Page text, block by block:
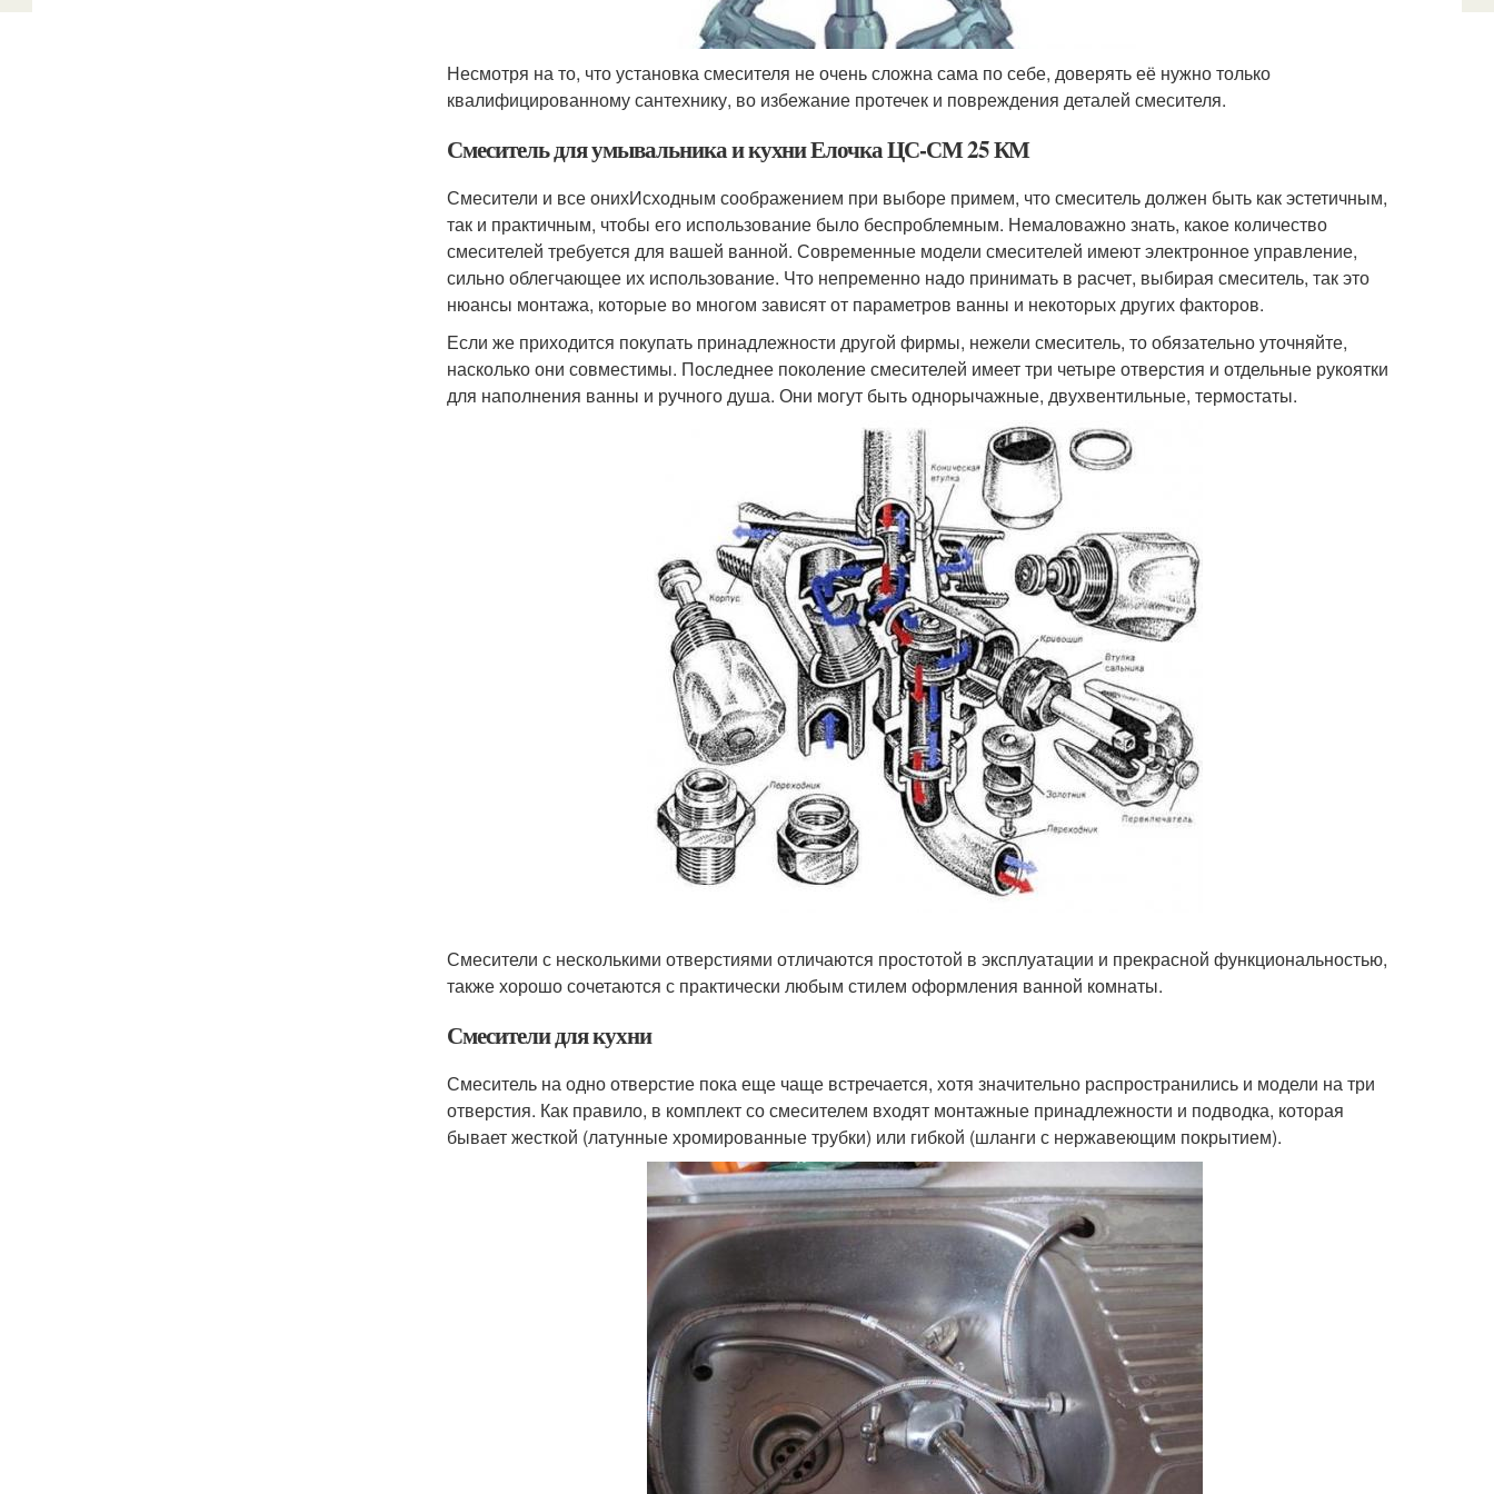
Несмотря на то, что установка смесителя не очень сложна сама по себе, доверять её нужно только
квалифицированному сантехнику, во избежание протечек и повреждения деталей смесителя.
Смеситель для умывальника и кухни Елочка ЦС-СМ 25 КМ
Смесители и все онихИсходным соображением при выборе примем, что смеситель должен быть как эстетичным,
так и практичным, чтобы его использование было беспроблемным. Немаловажно знать, какое количество
смесителей требуется для вашей ванной. Современные модели смесителей имеют электронное управление,
сильно облегчающее их использование. Что непременно надо принимать в расчет, выбирая смеситель, так это
нюансы монтажа, которые во многом зависят от параметров ванны и некоторых других факторов.
Если же приходится покупать принадлежности другой фирмы, нежели смеситель, то обязательно уточняйте,
насколько они совместимы. Последнее поколение смесителей имеет три четыре отверстия и отдельные рукоятки
для наполнения ванны и ручного душа. Они могут быть однорычажные, двухвентильные, термостаты.
Смесители с несколькими отверстиями отличаются простотой в эксплуатации и прекрасной функциональностью,
также хорошо сочетаются с практически любым стилем оформления ванной комнаты.
Смесители для кухни
Смеситель на одно отверстие пока еще чаще встречается, хотя значительно распространились и модели на три
отверстия. Как правило, в комплект со смесителем входят монтажные принадлежности и подводка, которая
бывает жесткой (латунные хромированные трубки) или гибкой (шланги с нержавеющим покрытием).